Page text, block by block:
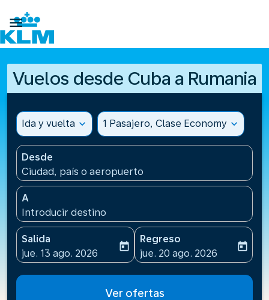

Vuelos desde Cuba a Rumania
Ida y vuelta expand_more 1 Pasajero, Clase Economy expand_more
Desde
Ciudad, país o aeropuerto
A
Introducir destino
Salida
fc-booking-departure-date-aria-label
jue. 13 ago. 2026
today
Regreso
fc-booking-return-date-
jue. 20 ago. 2026
today
Ver ofertas